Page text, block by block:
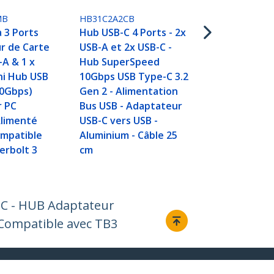
3 Ports
de Carte
A & 1 x
Hub USB
PC
3
HB31C2A2CB
Hub USB-C 4 Ports - 2x
USB-A et 2x USB-C -
Hub SuperSpeed
10Gbps USB Type-C 3.2
Gen 2 - Alimentation
Bus USB - Adaptateur
USB-C vers USB -
Aluminium - Câble 25
cm
- HUB Adaptateur
avec TB3
Relier